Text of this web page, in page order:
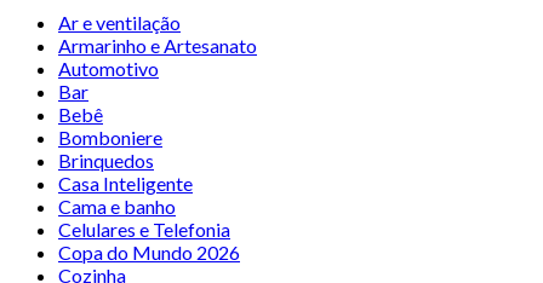
Ar e ventilação
Armarinho e Artesanato
Automotivo
Bar
Bebê
Bomboniere
Brinquedos
Casa Inteligente
Cama e banho
Celulares e Telefonia
Copa do Mundo 2026
Cozinha